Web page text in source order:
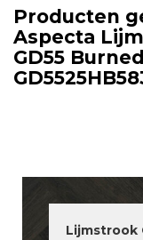
Producten
Aspecta
GD55
Lijmstrook